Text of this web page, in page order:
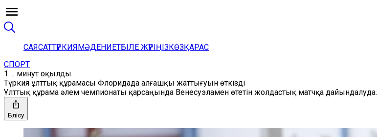
САЯСАТТҮРКИЯМӘДЕНИЕТБІЛЕ ЖҮРІҢІЗКӨЗҚАРАС
СПОРТ
1 ... минут оқылды
Түркия ұлттық құрамасы Флоридада алғашқы жаттығуын өткізді
Ұлттық құрама әлем чемпионаты қарсаңында Венесуэламен өтетін жолдастық матчқа дайындалуда.
Бөлісу